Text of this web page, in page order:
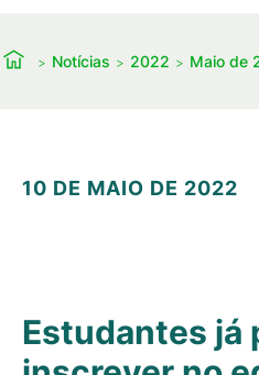
Notícias 2022 Maio de
10 DE MAIO DE 2022
Estudantes já